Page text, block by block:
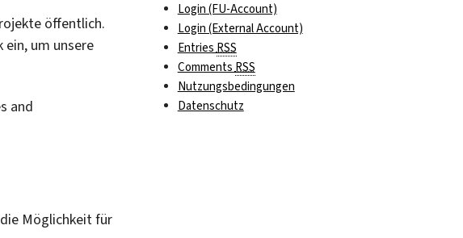
öffentlich.
ein, um unsere
and
Möglichkeit für
Login (FU-Account)
Login (External Account)
EntriesRSS
CommentsRSS
Nutzungsbedingungen
Datenschutz